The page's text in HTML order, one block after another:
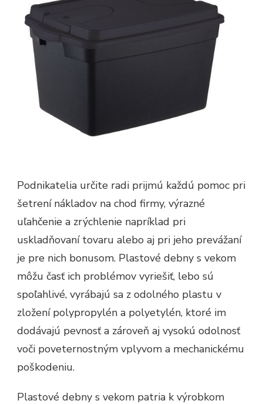
Podnikatelia určite radi prijmú každú pomoc pri
šetrení nákladov na chod firmy, výrazné
uľahčenie a zrýchlenie napríklad pri
uskladňovaní tovaru alebo aj pri jeho prevážaní
je pre nich bonusom. Plastové debny s vekom
môžu časť ich problémov vyriešiť, lebo sú
spoľahlivé, vyrábajú sa z odolného plastu v
zložení polypropylén a polyetylén, ktoré im
dodávajú pevnosť a zároveň aj vysokú odolnosť
voči poveternostným vplyvom a mechanickému
poškodeniu.
Plastové debny s vekom patria k výrobkom